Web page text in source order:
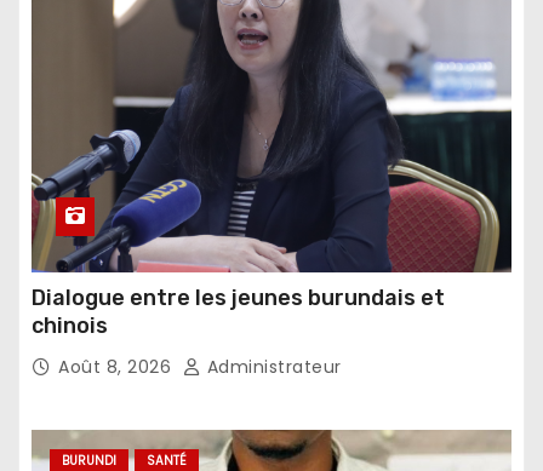
Dialogue entre les jeunes burundais et
chinois
Août 8, 2026 Administrateur
BURUNDI SANTÉ